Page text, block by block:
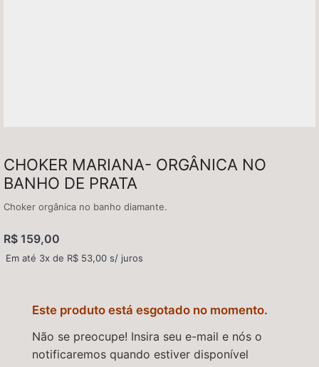
CHOKER MARIANA- ORGÂNICA NO
BANHO DE PRATA
Choker orgânica no banho diamante.
R$ 159,00
Em até 3x de R$ 53,00 s/ juros
Este produto está esgotado no momento.
Não se preocupe! Insira seu e-mail e nós o
notificaremos quando estiver disponível